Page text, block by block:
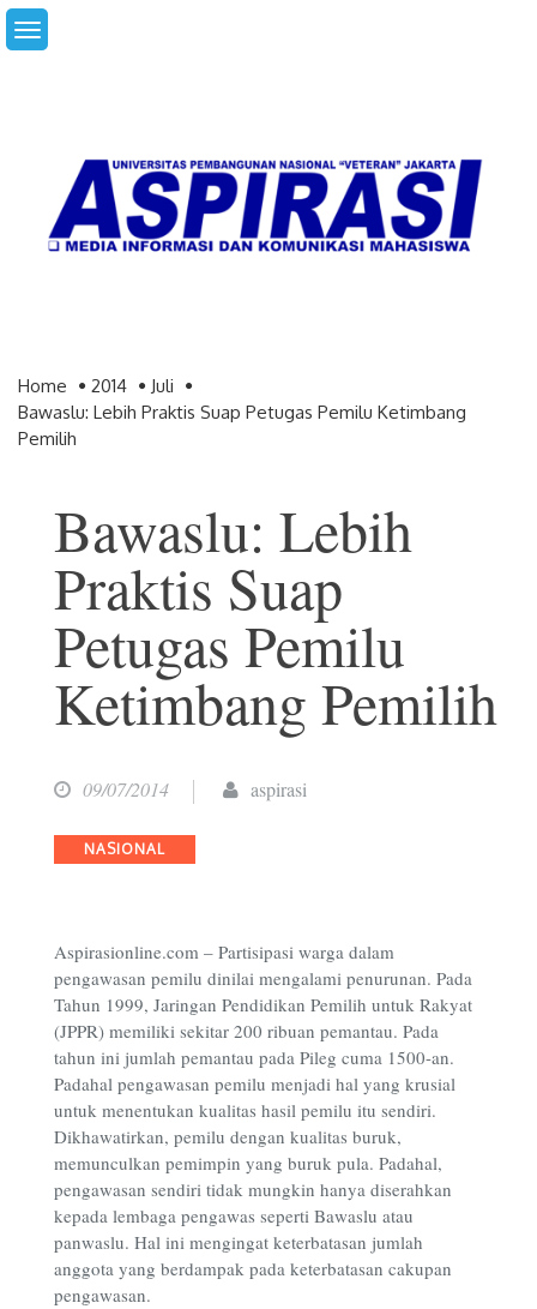
Skip
to
Home 2014
Juli
Bawaslu: Lebih Praktis Suap Petugas Pemilu Ketimbang
Pemilih
Bawaslu: Lebih
Praktis Suap
Petugas Pemilu
Ketimbang Pemilih
09/07/2014 aspirasi
Categories
NASIONAL
Aspirasionline.com – Partisipasi warga dalam
pengawasan pemilu dinilai mengalami penurunan. Pada
Tahun 1999, Jaringan Pendidikan Pemilih untuk Rakyat
(JPPR) memiliki sekitar 200 ribuan pemantau. Pada
tahun ini jumlah pemantau pada Pileg cuma 1500-an.
Padahal pengawasan pemilu menjadi hal yang krusial
untuk menentukan kualitas hasil pemilu itu sendiri.
Dikhawatirkan, pemilu dengan kualitas buruk,
memunculkan pemimpin yang buruk pula. Padahal,
pengawasan sendiri tidak mungkin hanya diserahkan
kepada lembaga pengawas seperti Bawaslu atau
panwaslu. Hal ini mengingat keterbatasan jumlah
anggota yang berdampak pada keterbatasan cakupan
pengawasan.